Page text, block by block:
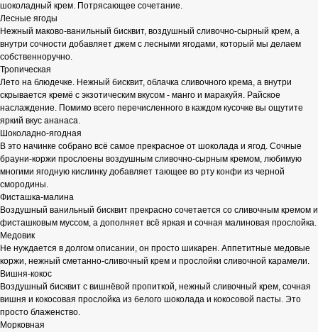
шоколадный крем. Потрясающее сочетание.
Лесные ягоды
Нежный маково-ванильный бисквит, воздушный сливочно-сырный крем, а
внутри сочности добавляет джем с лесными ягодами, который мы делаем
собственноручно.
Тропическая
Лето на блюдечке. Нежный бисквит, облачка сливочного крема, а внутри
скрывается кремё с экзотическим вкусом - манго и маракуйя. Райское
наслаждение. Помимо всего перечисленного в каждом кусочке вы ощутите
яркий вкус ананаса.
Шоколадно-ягодная
В это начинке собрано всё самое прекрасное от шоколада и ягод. Сочные
брауни-коржи прослоены воздушным сливочно-сырным кремом, любимую
многими ягодную кислинку добавляет тающее во рту конфи из черной
смородины.
Фисташка-малина
Воздушный ванильный бисквит прекрасно сочетается со сливочным кремом и
фисташковым муссом, а дополняет всё яркая и сочная малиновая прослойка.
Медовик
Не нуждается в долгом описании, он просто шикарен. Аппетитные медовые
коржи, нежный сметанно-сливочный крем и прослойки сливочной карамели.
Вишня-кокос
Воздушный бисквит с вишнёвой пропиткой, нежный сливочный крем, сочная
вишня и кокосовая прослойка из белого шоколада и кокосовой пасты. Это
просто блаженство.
Морковная